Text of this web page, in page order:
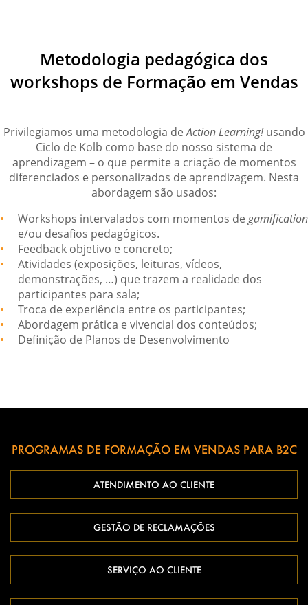
Metodologia pedagógica dos
workshops de Formação em Vendas
Privilegiamos uma metodologia deAction Learning!usando
Ciclo de Kolb como base do nosso sistema de
aprendizagem – o que permite a criação de momentos
diferenciados e personalizados de aprendizagem. Nesta
abordagem são usados:
Workshops intervalados com momentos de gamification
e/ou desafios pedagógicos.
Feedback objetivo e concreto;
Atividades (exposições, leituras, vídeos,
demonstrações, …) que trazem a realidade dos
participantes para sala;
Troca de experiência entre os participantes;
Abordagem prática e vivencial dos conteúdos;
Definição de Planos de Desenvolvimento
PROGRAMAS DE FORMAÇÃO EM VENDAS PARA B2C
ATENDIMENTO AO CLIENTE
GESTÃO DE RECLAMAÇÕES
SERVIÇO AO CLIENTE